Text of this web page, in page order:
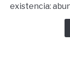
existencia: